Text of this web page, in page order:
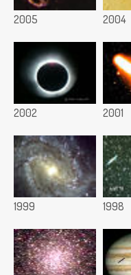
2005 2004
2002 2001
1999 1998